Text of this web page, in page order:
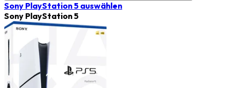
Sony PlayStation 5 auswählen
Sony PlayStation 5